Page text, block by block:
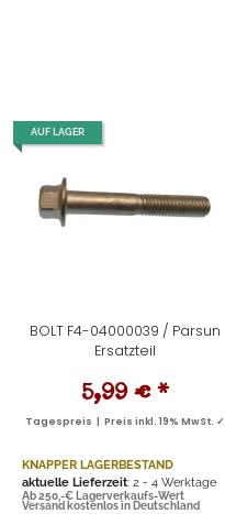
AUF LAGER
BOLT F4-04000039 / Parsun
Ersatzteil
5,99 € *
Tagespreis | Preis inkl. 19% MwSt. ✓
KNAPPER LAGERBESTAND
aktuelle Lieferzeit: 2 - 4 Werktage
Ab 250,-€ Lagerverkaufs-Wert
Versand kostenlos in Deutschland